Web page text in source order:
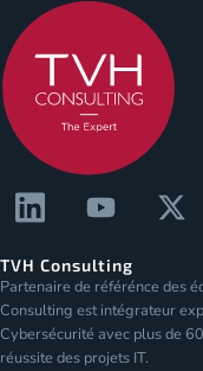
TVH Consulting
Partenaire de référénce des
Consulting est intégrateur
Cybersécurité avec plus de
réussite des projets IT.